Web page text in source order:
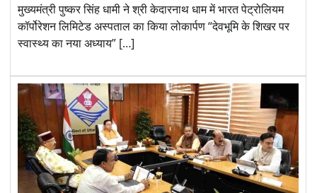
मुख्यमंत्री पुष्कर सिंह धामी ने श्री केदारनाथ धाम में भारत पेट्रोलियम
कॉर्पोरेशन लिमिटेड अस्पताल का किया लोकार्पण “देवभूमि के शिखर पर
स्वास्थ्य का नया अध्याय” […]